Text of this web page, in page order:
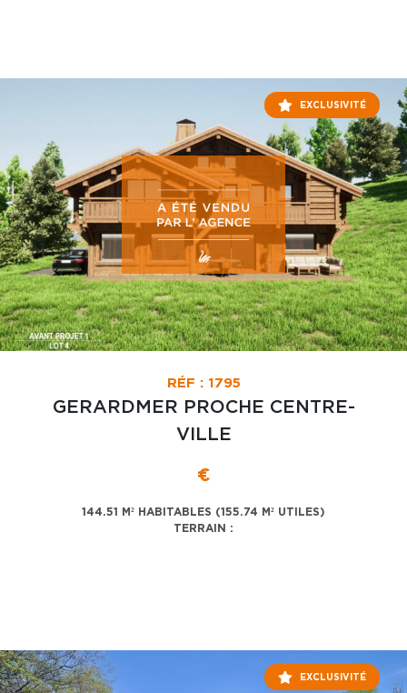
EXCLUSIVITÉ
RÉF : 1795
GERARDMER PROCHE CENTRE-
VILLE
€
144.51 M² HABITABLES (155.74 M² UTILES)
TERRAIN :
EXCLUSIVITÉ